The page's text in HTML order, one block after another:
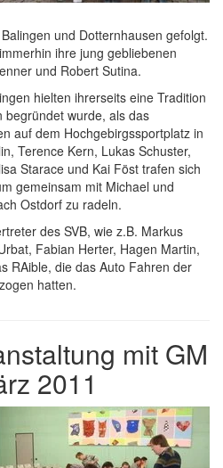
und Dotternhausen gefolgt.
ihre jung gebliebenen
und Robert Sutina.
hielten ihrerseits eine Tradition
wurde, als das
auf dem Hochgebirgssportplatz in
Terence Kern, Lukas Schuster,
Starace und Kai Föst trafen sich
gemeinsam mit Michael und
Ostdorf zu radeln.
des SVB, wie z.B. Markus
Fabian Herter, Hagen Martin,
RAible, die das Auto Fahren der
hatten.
mit GM
2011